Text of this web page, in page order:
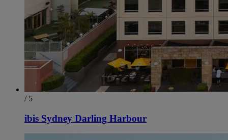
/ 5
ibis Sydney Darling Harbour